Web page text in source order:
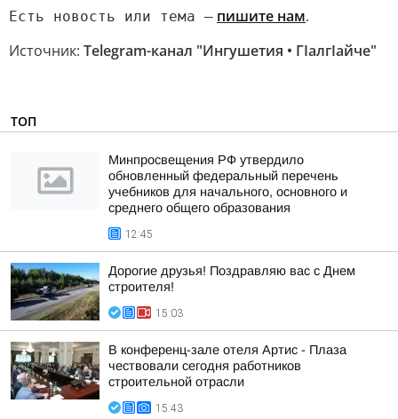
Есть новость или тема — пишите нам.
Источник: Telegram-канал "Ингушетия • ГIалгIайче"
ТОП
Минпросвещения РФ утвердило
обновленный федеральный перечень
учебников для начального, основного и
среднего общего образования
12:45
Дорогие друзья! Поздравляю вас с Днем
строителя!
15:03
В конференц-зале отеля Артис - Плаза
чествовали сегодня работников
строительной отрасли
15:43